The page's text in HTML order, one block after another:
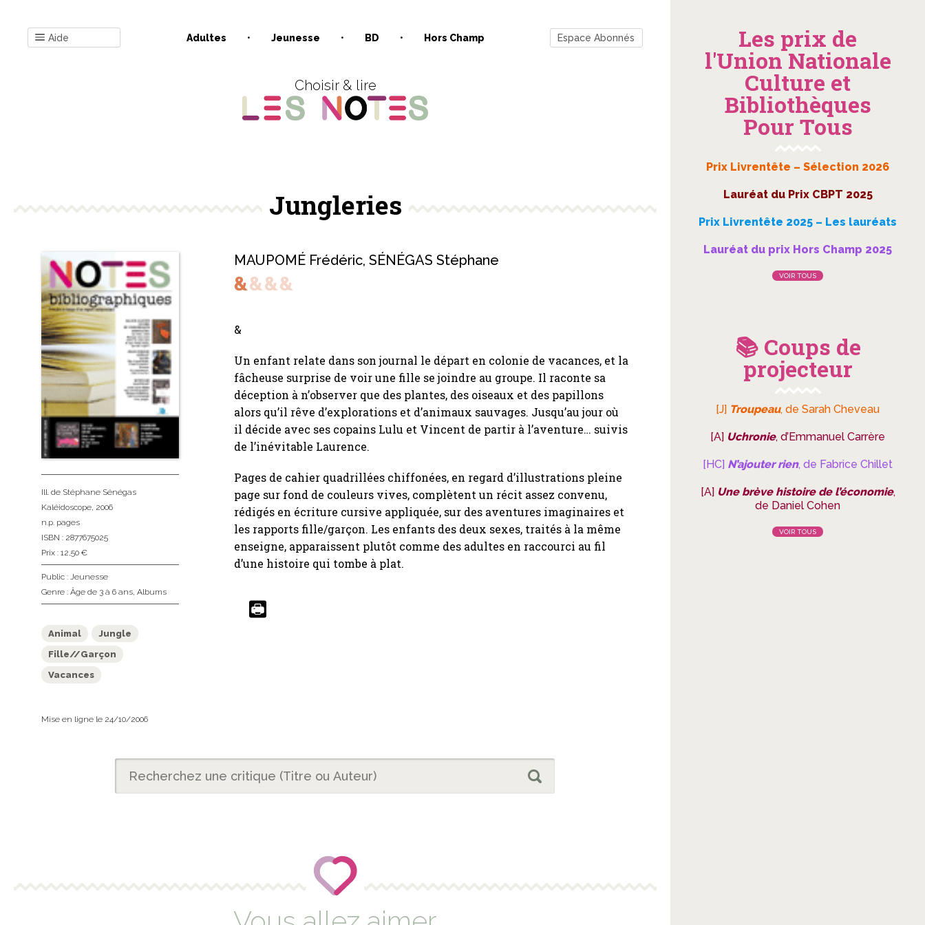
Aide Adultes Jeunesse BD Hors Champ Espace Abonnés
Choisir & lire
Jungleries
MAUPOMÉ Frédéric,SÉNÉGAS Stéphane
&
Un enfant relate dans son journal le départ en colonie de vacances, et la
fâcheuse surprise de voir une fille se joindre au groupe. Il raconte sa
déception à n’observer que des plantes, des oiseaux et des papillons
alors qu’il rêve d’explorations et d’animaux sauvages. Jusqu’au jour où
il décide avec ses copains Lulu et Vincent de partir à l’aventure… suivis
de l’inévitable Laurence.
Pages de cahier quadrillées chiffonées, en regard d’illustrations pleine
page sur fond de couleurs vives, complètent un récit assez convenu,
rédigés en écriture cursive appliquée, sur des aventures imaginaires et
les rapports fille/garçon. Les enfants des deux sexes, traités à la même
enseigne, apparaissent plutôt comme des adultes en raccourci au fil
d’une histoire qui tombe à plat.
Ill. de Stéphane Sénégas
Kaléidoscope, 2006
n.p. pages
ISBN : 2877675025
Prix : 12,50 €
Public : Jeunesse
Genre : Âge de 3 à 6 ans, Albums
Animal
Jungle
Fille//Garçon
Vacances
Mise en ligne le 24/10/2006
Les prix de
l'Union Nationale
Culture et
Bibliothèques
Pour Tous
Prix Livrentête – Sélection 2026
Lauréat du Prix CBPT 2025
Prix Livrentête 2025 – Les lauréats
Lauréat du prix Hors Champ 2025
VOIR TOUS
📚 Coups de
projecteur
[J] Troupeau, de Sarah Cheveau
[A] Uchronie, d’Emmanuel Carrère
[HC] N’ajouter rien, de Fabrice Chillet
[A] Une brève histoire de l’économie,
de Daniel Cohen
VOIR TOUS